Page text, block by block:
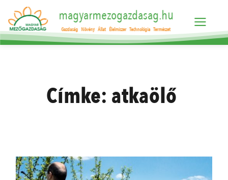
magyarmezogazdasag.hu
Gazdaság Növény Állat Élelmiszer Technológia Természet
Címke: atkaölő